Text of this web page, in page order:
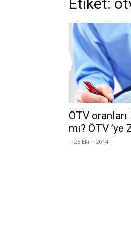
ÖTV
mı? ÖTV
- 25 Ekim 2014